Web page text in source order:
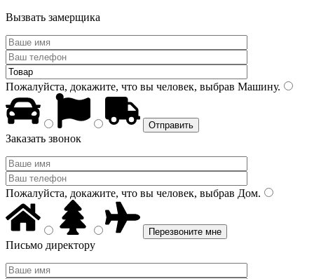
Вызвать замерщика
Пожалуйста, докажите, что вы человек, выбрав Машину.
Заказать звонок
Пожалуйста, докажите, что вы человек, выбрав Дом.
Письмо директору